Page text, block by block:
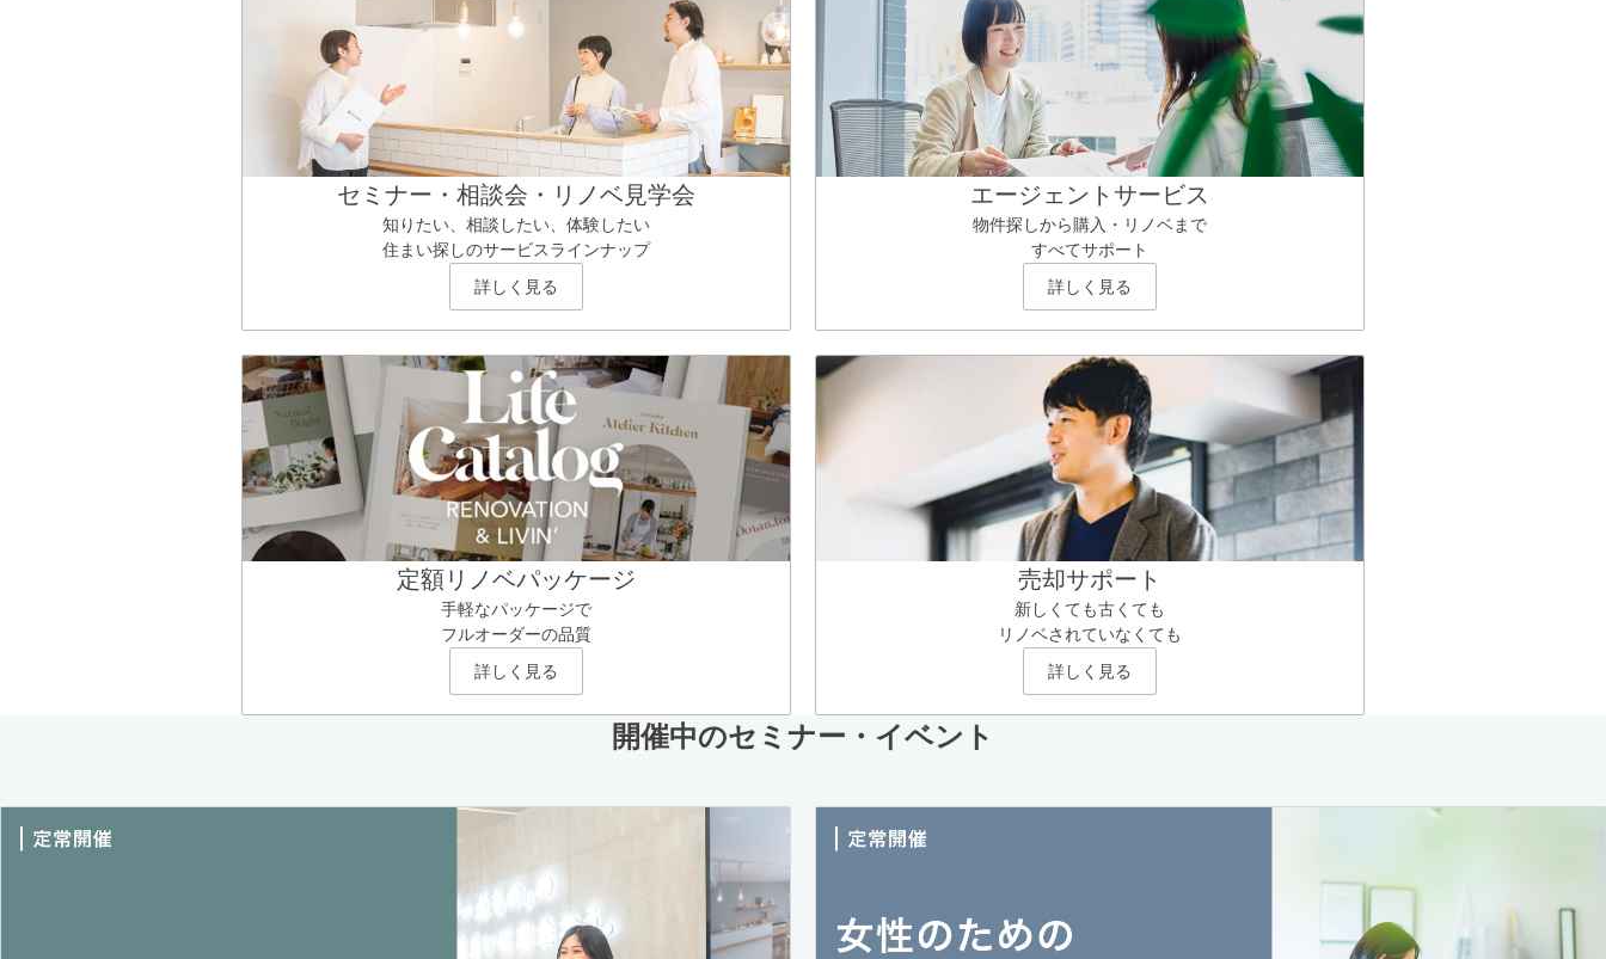
セミナー・相談会・リノベ見学会
知りたい、相談したい、体験したい
住まい探しのサービスラインナップ
詳しく見る
エージェントサービス
物件探しから購入・リノベまで
すべてサポート
詳しく見る
定額リノベパッケージ
手軽なパッケージで
フルオーダーの品質
詳しく見る
売却サポート
新しくても古くても
リノベされていなくても
詳しく見る
開催中のセミナー・イベント